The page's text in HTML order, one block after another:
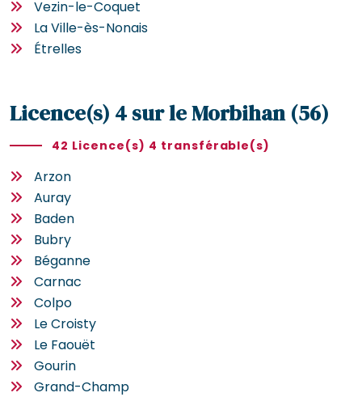
Vezin-le-Coquet
La Ville-ès-Nonais
Étrelles
Licence(s) 4 sur le Morbihan (56)
42 Licence(s) 4 transférable(s)
Arzon
Auray
Baden
Bubry
Béganne
Carnac
Colpo
Le Croisty
Le Faouët
Gourin
Grand-Champ